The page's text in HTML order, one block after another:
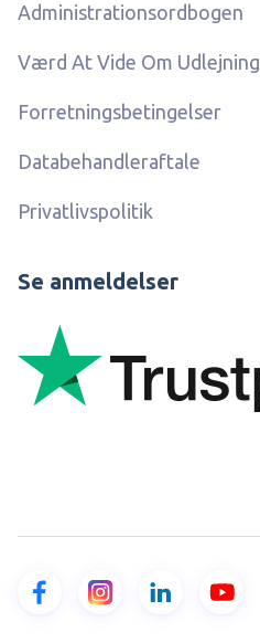
Administrationsordbogen
Værd At Vide Om Udlejning
Forretningsbetingelser
Databehandleraftale
Privatlivspolitik
Se anmeldelser